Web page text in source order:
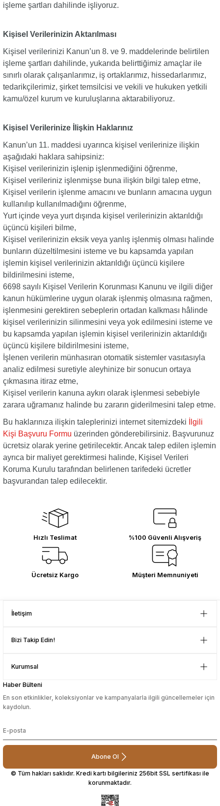
işleme şartları dahilinde işliyoruz.
Kişisel Verilerinizin Aktarılması
Kişisel verilerinizi Kanun’un 8. ve 9. maddelerinde belirtilen
işleme şartları dahilinde, yukarıda belirttiğimiz amaçlar ile
sınırlı olarak çalışanlarımız, iş ortaklarımız, hissedarlarımız,
tedarikçilerimiz, şirket temsilcisi ve vekili ve hukuken yetkili
kamu/özel kurum ve kuruluşlarına aktarabiliyoruz.
Kişisel Verilerinize İlişkin Haklarınız
Kanun’un 11. maddesi uyarınca kişisel verilerinize ilişkin
aşağıdaki haklara sahipsiniz:
Kişisel verilerinizin işlenip işlenmediğini öğrenme,
Kişisel verileriniz işlenmişse buna ilişkin bilgi talep etme,
Kişisel verilerin işlenme amacını ve bunların amacına uygun
kullanılıp kullanılmadığını öğrenme,
Yurt içinde veya yurt dışında kişisel verilerinizin aktarıldığı
üçüncü kişileri bilme,
Kişisel verilerinizin eksik veya yanlış işlenmiş olması halinde
bunların düzeltilmesini isteme ve bu kapsamda yapılan
işlemin kişisel verilerinizin aktarıldığı üçüncü kişilere
bildirilmesini isteme,
6698 sayılı Kişisel Verilerin Korunması Kanunu ve ilgili diğer
kanun hükümlerine uygun olarak işlenmiş olmasına rağmen,
işlenmesini gerektiren sebeplerin ortadan kalkması hâlinde
kişisel verilerinizin silinmesini veya yok edilmesini isteme ve
bu kapsamda yapılan işlemin kişisel verilerinizin aktarıldığı
üçüncü kişilere bildirilmesini isteme,
İşlenen verilerin münhasıran otomatik sistemler vasıtasıyla
analiz edilmesi suretiyle aleyhinize bir sonucun ortaya
çıkmasına itiraz etme,
Kişisel verilerin kanuna aykırı olarak işlenmesi sebebiyle
zarara uğramanız halinde bu zararın giderilmesini talep etme.
Bu haklarınıza ilişkin taleplerinizi internet sitemizdeki
İlgili
Kişi Başvuru Formu üzerinden gönderebilirsiniz. Başvurunuz
ücretsiz olarak yerine getirilecektir. Ancak talep edilen işlemin
ayrıca bir maliyet gerektirmesi halinde, Kişisel Verileri
Koruma Kurulu tarafından belirlenen tarifedeki ücretler
başvurandan talep edilecektir.
Hızlı Teslimat %100 Güvenli Alışveriş
Ücretsiz Kargo Müşteri Memnuniyeti
İletişim
Bizi Takip Edin!
Kurumsal
Haber Bülteni
En son etkinlikler, koleksiyonlar ve kampanyalarla ilgili güncellemeler için
kaydolun.
Abone Ol
© Tüm hakları saklıdır. Kredi kartı bilgileriniz 256bit SSL sertifikası ile
korunmaktadır.